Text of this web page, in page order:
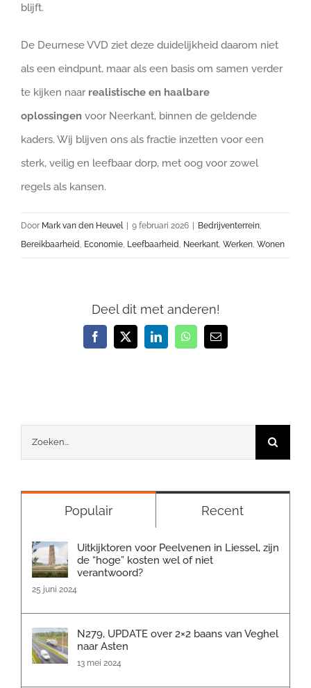
blijft.
De Deurnese VVD ziet deze duidelijkheid daarom niet
als een eindpunt, maar als een basis om samen verder
te kijken naar realistische en haalbare
oplossingen voor Neerkant, binnen de geldende
kaders. Wij blijven ons als fractie inzetten voor een
sterk, veilig en leefbaar dorp, met oog voor zowel
regels als kansen.
Door Mark van den Heuvel | 9 februari 2026 | Bedrijventerrein,
Bereikbaarheid, Economie, Leefbaarheid, Neerkant, Werken, Wonen
Deel dit met anderen!
Facebook
X LinkedInWhatsApp
E-
mail
Zoeken
naar:
Populair Recent
Uitkijktoren voor Peelvenen in Liessel, zijn
de “hoge” kosten wel of niet
verantwoord?
25 juni 2024
N279, UPDATE over 2×2 baans van Veghel
naar Asten
13 mei 2024